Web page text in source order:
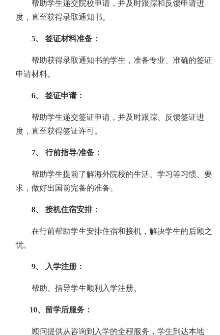
帮助学生递交院校申请，并及时跟踪和反馈申请进
度，直至获得录取通知书。
5、 签证材料准备：
帮助获得录取通知书的学生，准备专业、准确的签证
申请材料。
6、 签证申请：
帮助学生递交签证申请，并及时跟踪、反馈签证进
度，直至获得签证许可。
7、 行前指导/准备：
帮助学生提前了解海外院校的生活、学习等习惯、要
求，做好出国前完备的准备。
8、 接机住宿安排：
在行前帮助学生安排住宿和接机，解决学生的后顾之
忧。
9、 入学注册：
帮助、指导学生顺利入学注册。
10、留学后服务：
顾问提供从咨询到入学的全程服务，学生到达本地